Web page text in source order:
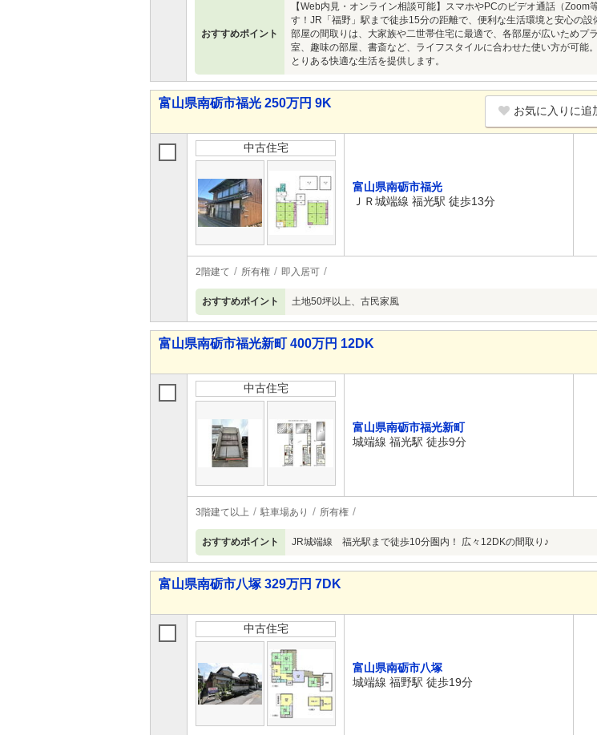
おすすめポイント
【Web内見・オンライン相談可能】スマホやPCのビデオ通話（
す！JR「福野」駅まで徒歩15分の距離で、便利な生活環境と安心の
部屋の間取りは、大家族や二世帯住宅に最適で、各部屋が広いため
室、趣味の部屋、書斎など、ライフスタイルに合わせた使い方が可
とりある快適な生活を提供します。
富山県南砺市福光 250万円 9K
お気に入りに追
中古住宅
富山県南砺市福光
ＪＲ城端線 福光駅 徒歩13分
2階建て 所有権 即入居可
おすすめポイント 土地50坪以上、古民家風
富山県南砺市福光新町 400万円 12DK
中古住宅
富山県南砺市福光新町
城端線 福光駅 徒歩9分
3階建て以上 駐車場あり 所有権
おすすめポイント JR城端線 福光駅まで徒歩10分圏内！ 広々12DKの間取り♪
富山県南砺市八塚 329万円 7DK
中古住宅
富山県南砺市八塚
城端線 福野駅 徒歩19分